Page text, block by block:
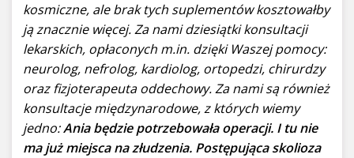
kosmiczne, ale brak tych suplementów kosztowałby
ją znacznie więcej. Za nami dziesiątki konsultacji
lekarskich, opłaconych m.in. dzięki Waszej pomocy:
neurolog, nefrolog, kardiolog, ortopedzi, chirurdzy
oraz fizjoterapeuta oddechowy. Za nami są również
konsultacje międzynarodowe, z których wiemy
jedno:Ania będzie potrzebowała operacji. I tu nie
ma już miejsca na złudzenia. Postępująca skolioza